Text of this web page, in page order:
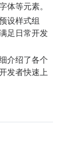
体等元素。
设样式组
足日常开发
介绍了各个
发者快速上